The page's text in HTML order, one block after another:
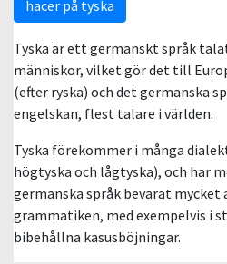
hacer på tyska
Tyska är ett germanskt språk
människor, vilket gör det till
(efter ryska) och det germanska
engelskan, flest talare i världen.
Tyska förekommer i många
högtyska och lågtyska), och har
germanska språk bevarat mycket
grammatiken, med exempelvis i
bibehållna kasusböjningar.